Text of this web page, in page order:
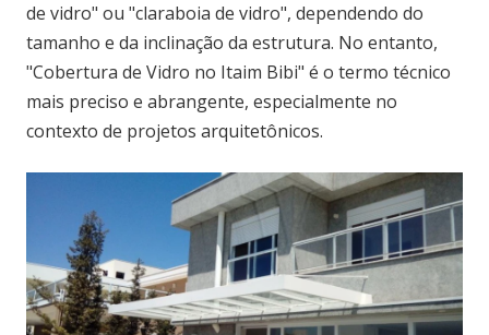
de vidro" ou "claraboia de vidro", dependendo do
tamanho e da inclinação da estrutura. No entanto,
"Cobertura de Vidro no Itaim Bibi" é o termo técnico
mais preciso e abrangente, especialmente no
contexto de projetos arquitetônicos.